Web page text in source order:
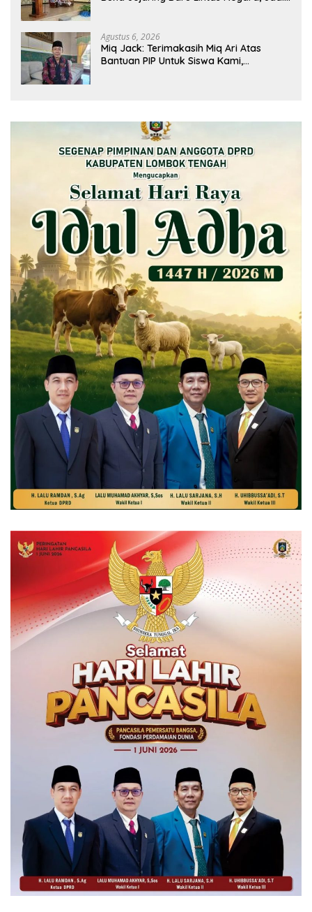
Agustus 6, 2026
Miq Jack: Terimakasih Miq Ari Atas
Bantuan PIP Untuk Siswa Kami,